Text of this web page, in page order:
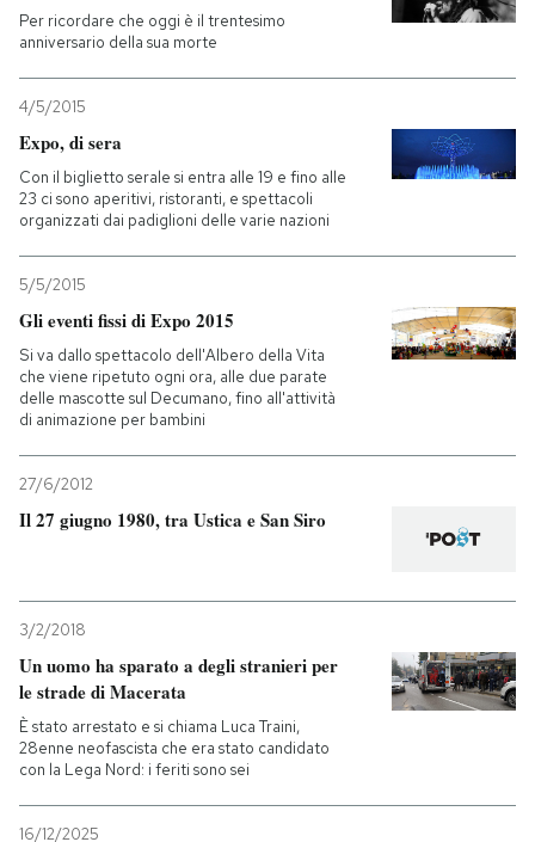
Per ricordare che oggi è il trentesimo
anniversario della sua morte
4/5/2015
Expo, di sera
Con il biglietto serale si entra alle 19 e fino alle
23 ci sono aperitivi, ristoranti, e spettacoli
organizzati dai padiglioni delle varie nazioni
5/5/2015
Gli eventi fissi di Expo 2015
Si va dallo spettacolo dell'Albero della Vita
che viene ripetuto ogni ora, alle due parate
delle mascotte sul Decumano, fino all'attività
di animazione per bambini
27/6/2012
Il 27 giugno 1980, tra Ustica e San Siro
3/2/2018
Un uomo ha sparato a degli stranieri per
le strade di Macerata
È stato arrestato e si chiama Luca Traini,
28enne neofascista che era stato candidato
con la Lega Nord: i feriti sono sei
16/12/2025